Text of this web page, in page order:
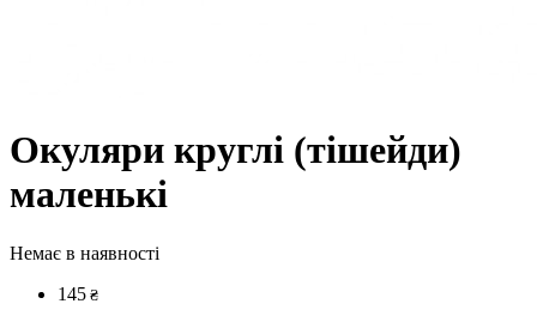
Окуляри круглі (тішейди)
маленькі
Немає в наявності
145 ₴